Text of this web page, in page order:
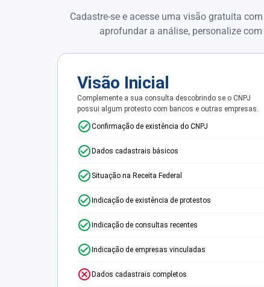
Cadastre-se e acesse uma visão gratuita
aprofundar a análise, personalize
Visão Inicial
Complemente a sua consulta descobrindo se o CNPJ
possui algum protesto com bancos e outras empresas.
Confirmação de existência do CNPJ
Dados cadastrais básicos
Situação na Receita Federal
Indicação de existência de protestos
Indicação de consultas recentes
Indicação de empresas vinculadas
Dados cadastrais completos